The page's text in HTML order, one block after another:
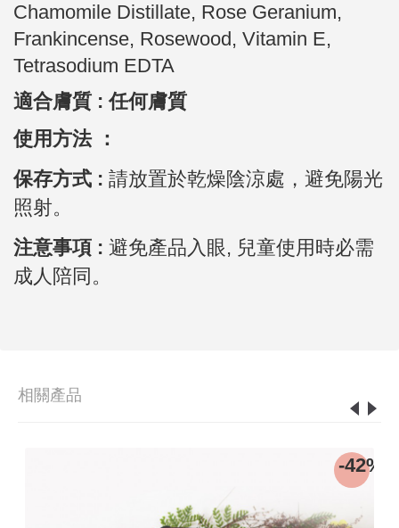
Chamomile Distillate, Rose Geranium,
Frankincense, Rosewood, Vitamin E,
Tetrasodium EDTA
適合膚質 : 任何膚質
使用方法 ：
保存方式 : 請放置於乾燥陰涼處，避免陽光
照射。
注意事項 : 避免產品入眼, 兒童使用時必需
成人陪同。
相關產品
-42%